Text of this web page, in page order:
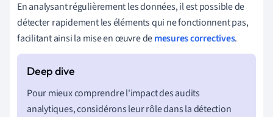
En analysant régulièrement les données, il est possible de
détecter rapidement les éléments qui ne fonctionnent pas,
facilitant ainsi la mise en œuvre demesures correctives.
Pour mieux comprendre l'impact des audits
analytiques, considérons leur rôle dans la détection